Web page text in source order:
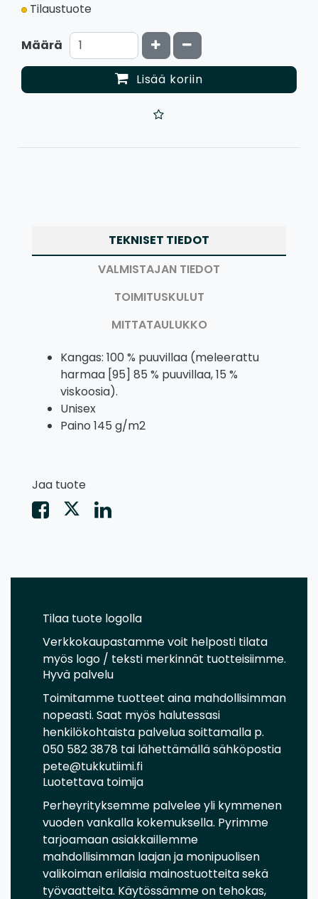
Tilaustuote
Määrä Kasvata määrää
Vähennä määrää
Lisää koriin
TEKNISET TIEDOT
VALMISTAJAN TIEDOT
TOIMITUSKULUT
MITTATAULUKKO
Kangas: 100 % puuvillaa (meleerattu
harmaa [95] 85 % puuvillaa, 15 %
viskoosia).
Unisex
Paino 145 g/m2
Jaa tuote
Tilaa tuote logolla
Verkkokaupastamme voit helposti tilata
myös logo / teksti merkinnät tuotteisiimme.
Hyvä palvelu
Toimitamme tuotteet aina mahdollisimman
nopeasti. Saat myös halutessasi
henkilökohtaista palvelua soittamalla p.
050 582 3878 tai lähettämällä sähköpostia
pete@tukkutiimi.fi
Luotettava toimija
Perheyrityksemme palvelee yli kymmenen
vuoden vankalla kokemuksella. Pyrimme
tarjoamaan asiakkaillemme
mahdollisimman laajan ja monipuolisen
valikoiman erilaisia mainostuotteita sekä
työvaatteita. Käytössämme on tehokas,